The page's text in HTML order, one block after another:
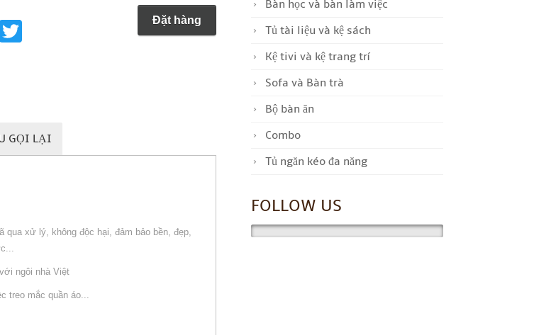
Đặt hàng
GỌI LẠI
xử lý, không độc hại, đảm bảo bền, đẹp,
ngôi nhà Việt
treo mắc quần áo...
Bàn học và bàn làm việc
Tủ tài liệu và kệ sách
Kệ tivi và kệ trang trí
Sofa và Bàn trà
Bộ bàn ăn
Combo
Tủ ngăn kéo đa năng
FOLLOW US